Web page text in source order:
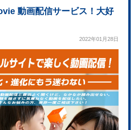
動画配信サービス！大好
2022年01月28日